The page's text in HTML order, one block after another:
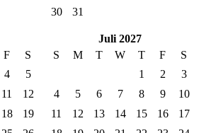
30
31
F
S
4
5
11
12
18
19
Juli 2027
S
M T W T F
S
1
2
3
4
5 6 7 8 9
10
11
12 13 14 15 16
17